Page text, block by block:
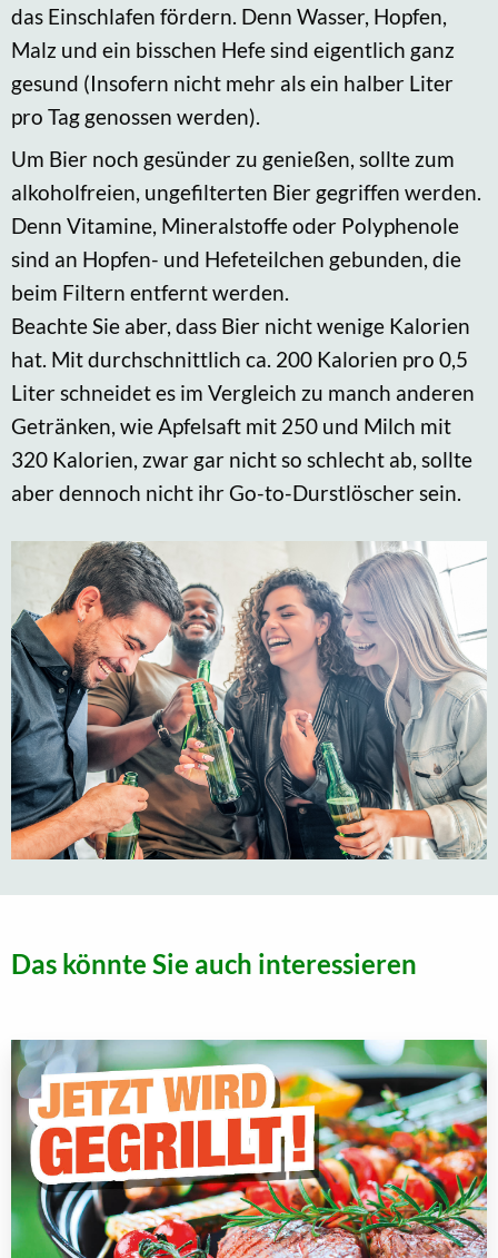
das Einschlafen fördern. Denn Wasser, Hopfen,
Malz und ein bisschen Hefe sind eigentlich ganz
gesund (Insofern nicht mehr als ein halber Liter
pro Tag genossen werden).
Um Bier noch gesünder zu genießen, sollte zum
alkoholfreien, ungefilterten Bier gegriffen werden.
Denn Vitamine, Mineralstoffe oder Polyphenole
sind an Hopfen- und Hefeteilchen gebunden, die
beim Filtern entfernt werden.
Beachte Sie aber, dass Bier nicht wenige Kalorien
hat. Mit durchschnittlich ca. 200 Kalorien pro 0,5
Liter schneidet es im Vergleich zu manch anderen
Getränken, wie Apfelsaft mit 250 und Milch mit
320 Kalorien, zwar gar nicht so schlecht ab, sollte
aber dennoch nicht ihr Go-to-Durstlöscher sein.
Das könnte Sie auch interessieren